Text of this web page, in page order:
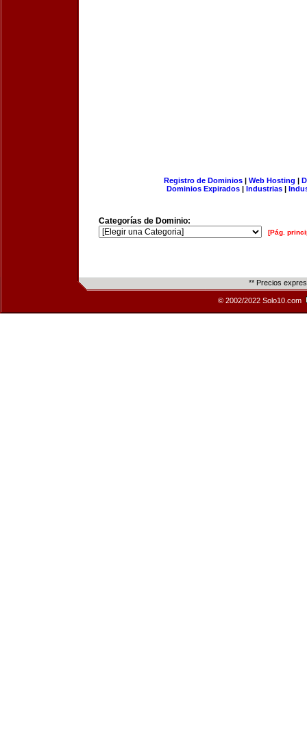
Registro de Dominios| Web Hosting |
Dominios Expirados | Industrias |
Categorías de Dominio:
[Pág.
** Precios
© 2002/2022 Solo10.com